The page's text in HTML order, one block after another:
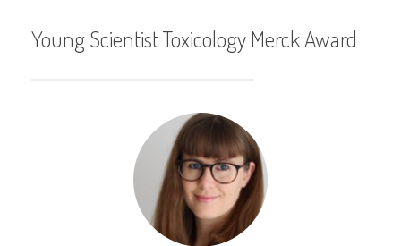
Young Scientist Toxicology Merck Award